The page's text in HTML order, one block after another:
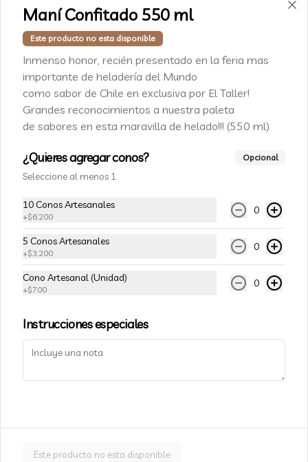
$8.300
Conócenos
ESTAMOS EN:
🍦 Av. Providencia 1467, Providencia. Chile 🇨🇱
Términos y condiciones
Política de privacidad
Redes sociales
Instagram
Facebook
Mi cuenta
Iniciar sesión
Maní Confitado 550 ml
Este producto no esta disponible
Inmenso honor, recién presentado en la feria mas
importante de heladería del Mundo
como sabor de Chile en exclusiva por El Taller!
Grandes reconocimientos a nuestra paleta
de sabores en esta maravilla de helado!!! (550 ml)
¿Quieres agregar conos? Opcional
Seleccione al menos 1
10 Conos Artesanales
+$6.200
0
5 Conos Artesanales
+$3.200
0
Cono Artesanal (Unidad)
+$700
0
Instrucciones especiales
Este producto no esta disponible